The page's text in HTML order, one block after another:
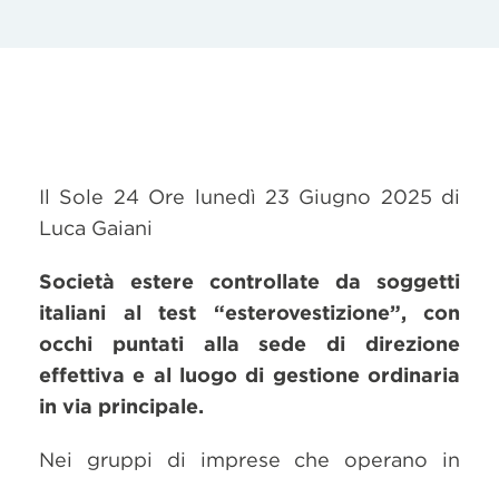
Il Sole 24 Ore lunedì 23 Giugno 2025 di
Luca Gaiani
Società estere controllate da soggetti
italiani al test “esterovestizione”, con
occhi puntati alla sede di direzione
effettiva e al luogo di gestione ordinaria
in via principale.
Nei gruppi di imprese che operano in